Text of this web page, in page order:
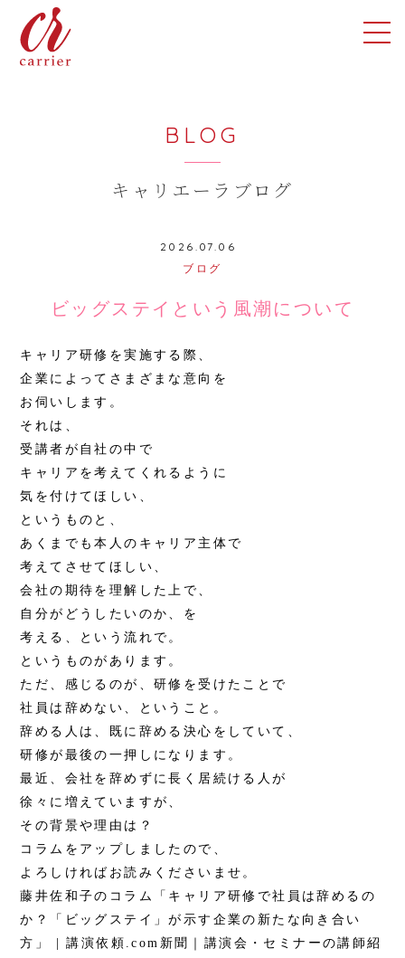
BLOG
キャリエーラブログ
2026.07.06
ブログ
ビッグステイという風潮について
キャリア研修を実施する際、
企業によってさまざまな意向を
お伺いします。
それは、
受講者が自社の中で
キャリアを考えてくれるように
気を付けてほしい、
というものと、
あくまでも本人のキャリア主体で
考えてさせてほしい、
会社の期待を理解した上で、
自分がどうしたいのか、を
考える、という流れで。
というものがあります。
ただ、感じるのが、研修を受けたことで
社員は辞めない、ということ。
辞める人は、既に辞める決心をしていて、
研修が最後の一押しになります。
最近、会社を辞めずに長く居続ける人が
徐々に増えていますが、
その背景や理由は？
コラムをアップしましたので、
よろしければお読みくださいませ。
藤井佐和子のコラム「キャリア研修で社員は辞めるの
か？「ビッグステイ」が示す企業の新たな向き合い
方」 | 講演依頼.com新聞｜講演会・セミナーの講師紹